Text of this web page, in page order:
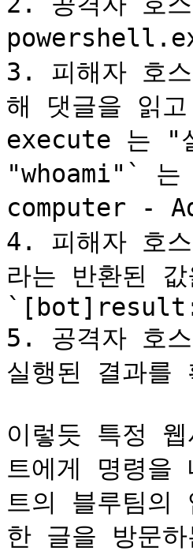
3. 피해자 호
해 댓글을 읽
execute 는 "
"whoami"` 는
computer -
4. 피해자 호
라는 반환된
5. 공격자 호
실행된 결과를
이렇듯 특정
트에게 명령
트의 블루팀
한 글을 방문